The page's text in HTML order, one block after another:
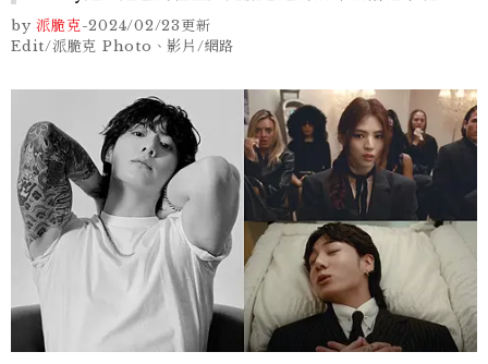
by 派脆克-2024/02/23更新
Edit/派脆克 Photo、影片/網路